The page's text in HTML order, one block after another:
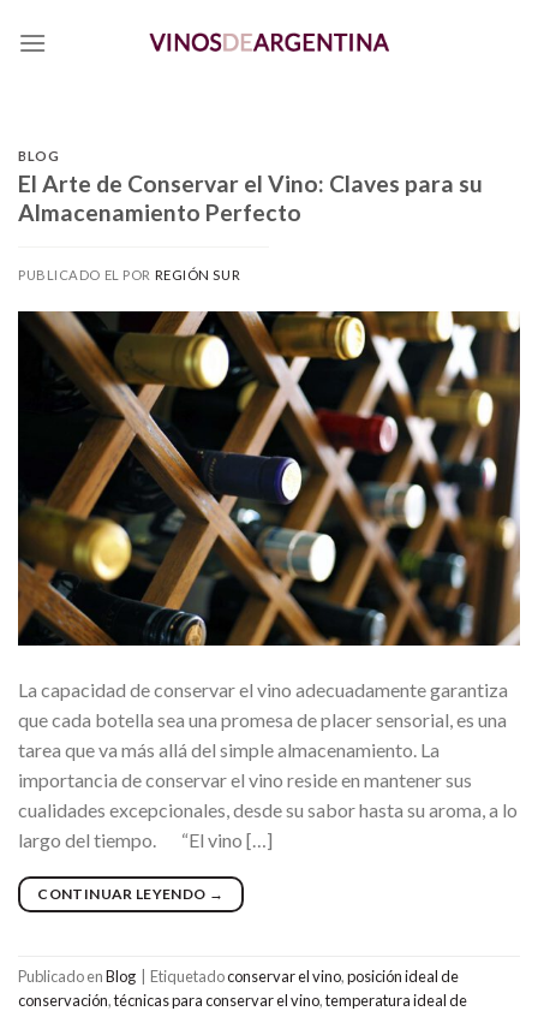
BLOG
El Arte de Conservar el Vino: Claves para su
Almacenamiento Perfecto
PUBLICADO EL POR REGIÓN SUR
La capacidad de conservar el vino adecuadamente garantiza
que cada botella sea una promesa de placer sensorial, es una
tarea que va más allá del simple almacenamiento. La
importancia de conservar el vino reside en mantener sus
cualidades excepcionales, desde su sabor hasta su aroma, a lo
largo del tiempo. “El vino […]
CONTINUAR LEYENDO →
Publicado enBlog Etiquetadoconservar el vino,posición ideal de
conservación,técnicas para conservar el vino,temperatura ideal de